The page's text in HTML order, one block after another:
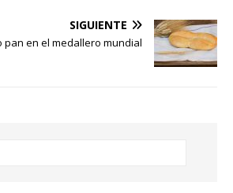
SIGUIENTE
pan en el medallero mundial